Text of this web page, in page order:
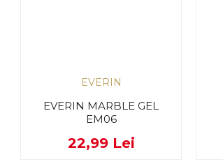
EVERIN
EVERIN MARBLE GEL
EM06
22,99 Lei